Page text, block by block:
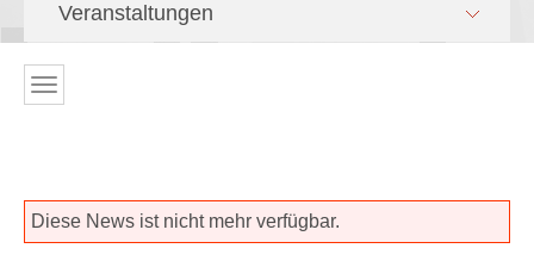
Veranstaltungen
Diese News ist nicht mehr verfügbar.